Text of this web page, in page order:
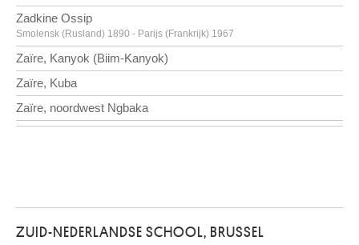
Zadkine Ossip
Smolensk (Rusland) 1890 - Parijs (Frankrijk) 1967
Zaïre, Kanyok (Biim-Kanyok)
Zaïre, Kuba
Zaïre, noordwest Ngbaka
Zimmermann Jacques
ZUID-NEDERLANDSE SCHOOL, BRUSSEL